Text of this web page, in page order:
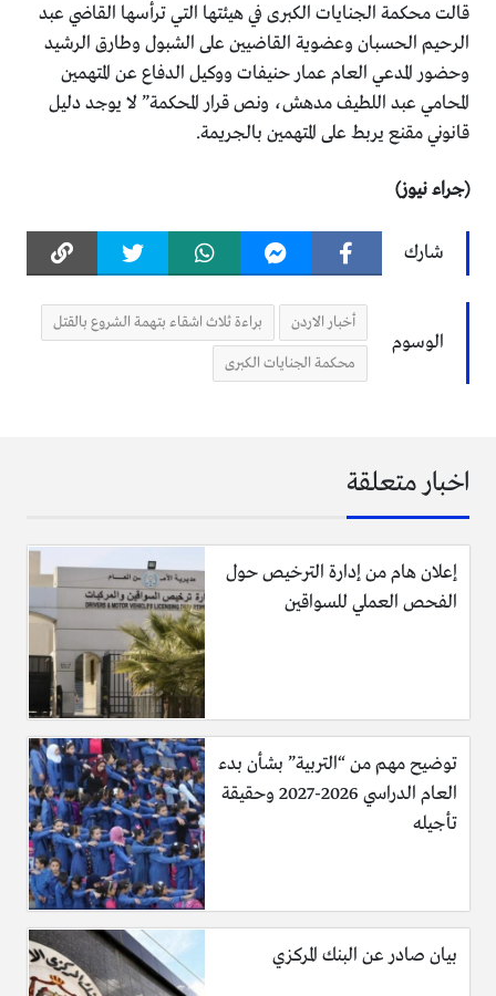
قالت محكمة الجنايات الكبرى في هيئتها التي ترأسها القاضي عبد
الرحيم الحسبان وعضوية القاضيين على الشبول وطارق الرشيد
وحضور المدعي العام عمار حنيفات ووكيل الدفاع عن المتهمين
المحامي عبد اللطيف مدهش، ونص قرار المحكمة” لا يوجد دليل
قانوني مقنع يربط على المتهمين بالجريمة.
(جراء نيوز)
شارك
الوسوم
أخبار الاردن براءة ثلاث اشقاء بتهمة الشروع بالقتل
محكمة الجنايات الكبرى
اخبار متعلقة
إعلان هام من إدارة الترخيص حول
الفحص العملي للسواقين
توضيح مهم من “التربية” بشأن بدء
العام الدراسي 2026-2027 وحقيقة
تأجيله
بيان صادر عن البنك المركزي